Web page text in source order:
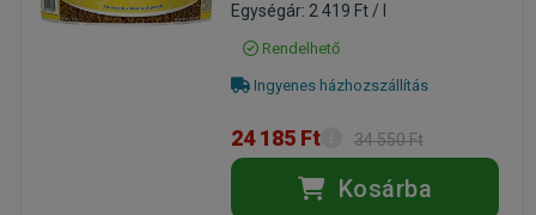
Egységár: 2 419 Ft / l
Rendelhető
Ingyenes házhozszállítás
24 185 Ft 34 550 Ft
Kosárba